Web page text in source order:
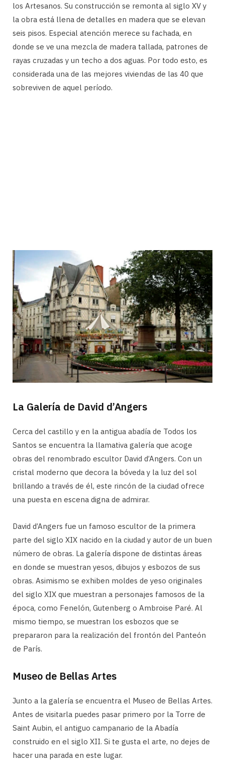
los Artesanos. Su construcción se remonta al siglo XV y
la obra está llena de detalles en madera que se elevan
seis pisos. Especial atención merece su fachada, en
donde se ve una mezcla de madera tallada, patrones de
rayas cruzadas y un techo a dos aguas. Por todo esto, es
considerada una de las mejores viviendas de las 40 que
sobreviven de aquel período.
La Galería de David d’Angers
Cerca del castillo y en la antigua abadía de Todos los
Santos se encuentra la llamativa galería que acoge
obras del renombrado escultor David d’Angers. Con un
cristal moderno que decora la bóveda y la luz del sol
brillando a través de él, este rincón de la ciudad ofrece
una puesta en escena digna de admirar.
David d’Angers fue un famoso escultor de la primera
parte del siglo XIX nacido en la ciudad y autor de un buen
número de obras. La galería dispone de distintas áreas
en donde se muestran yesos, dibujos y esbozos de sus
obras. Asimismo se exhiben moldes de yeso originales
del siglo XIX que muestran a personajes famosos de la
época, como Fenelón, Gutenberg o Ambroise Paré. Al
mismo tiempo, se muestran los esbozos que se
prepararon para la realización del frontón del Panteón
de París.
Museo de Bellas Artes
Junto a la galería se encuentra el Museo de Bellas Artes.
Antes de visitarla puedes pasar primero por la Torre de
Saint Aubin, el antiguo campanario de la Abadía
construido en el siglo XII. Si te gusta el arte, no dejes de
hacer una parada en este lugar.